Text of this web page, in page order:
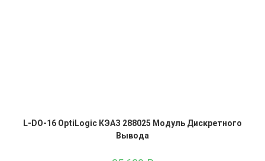
L-DO-16 OptiLogic КЭАЗ 288025 Модуль Дискретного
Вывода